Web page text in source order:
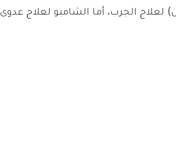
لعلاج الجرب، أما الشامبو لعلاج عدوى